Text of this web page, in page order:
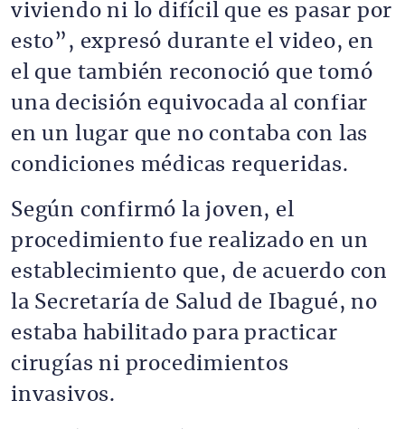
viviendo ni lo difícil que es pasar por
esto”, expresó durante el video, en
el que también reconoció que tomó
una decisión equivocada al confiar
en un lugar que no contaba con las
condiciones médicas requeridas.
Según confirmó la joven, el
procedimiento fue realizado en un
establecimiento que, de acuerdo con
la Secretaría de Salud de Ibagué, no
estaba habilitado para practicar
cirugías ni procedimientos
invasivos.